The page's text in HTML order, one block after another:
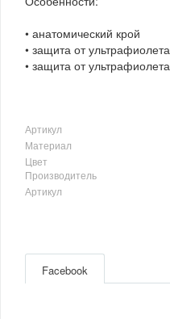
• анатомический крой
• защита от ультрафиолета
• защита от ультрафиолета
Артикул
Материал
Цвет
Производитель
Артикул
Facebook